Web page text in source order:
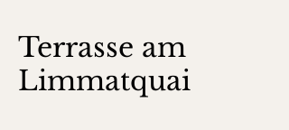
Terrasse am
Limmatquai